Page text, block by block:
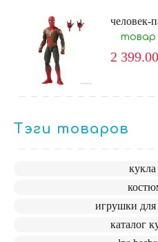
человек-
товар
2 399.00
Тэги товаров
игрушки для
каталог